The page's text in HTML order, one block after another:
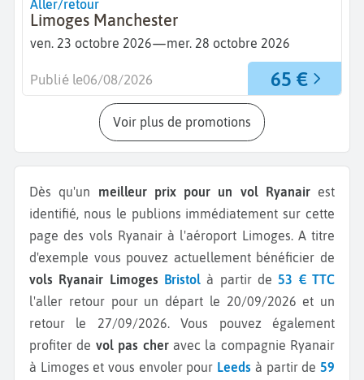
Aller/retour
Limoges Manchester
ven. 23 octobre 2026—mer. 28 octobre 2026
65 €
Publié le06/08/2026
Voir plus de promotions
Dès qu'un meilleur prix pour un vol Ryanairest
identifié, nous le publions immédiatement sur cette
page des vols Ryanair à l'aéroport Limoges. A titre
d'exemple vous pouvez actuellement bénéficier de
vols Ryanair Limoges Bristol à partir de53 € TTC
l'aller retour pour un départ le 20/09/2026 et un
retour le 27/09/2026.Vous pouvez également
profiter de vol pas cheravec la compagnie Ryanair
à Limoges et vous envoler pour Leeds à partir de59